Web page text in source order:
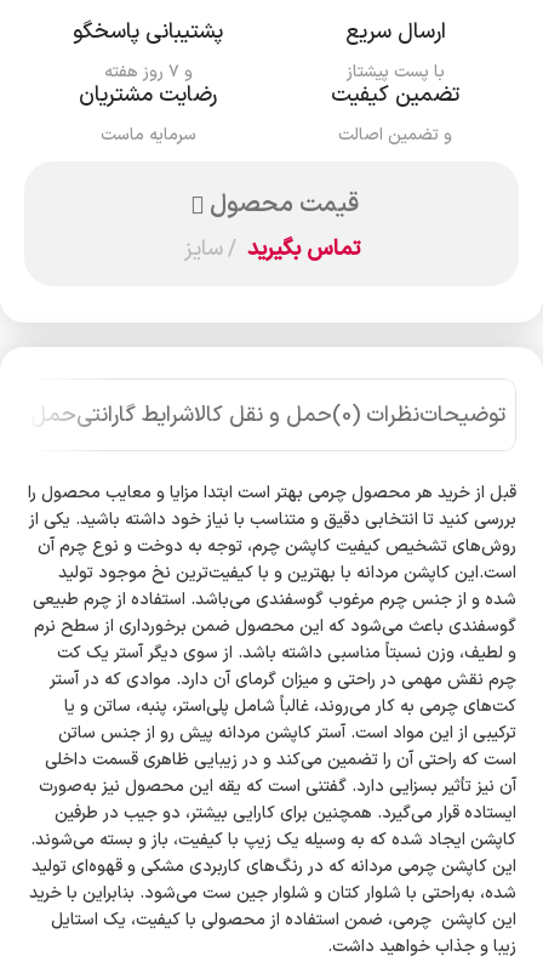
ارسال سریع
با پست پیشتاز
پشتیبانی پاسخگو
و ۷ روز هفته
تضمین کیفیت
و تضمین اصالت
رضایت مشتریان
سرمایه ماست
قیمت محصول
تماس بگیرید سایز
توضیحاتنظرات (0) حمل و نقل کالاشرایط گارانتیحمل و
قبل از خرید هر محصول چرمی بهتر است ابتدا مزایا و معایب محصول را
بررسی کنید تا انتخابی دقیق و متناسب با نیاز خود داشته باشید. یکی از
روش‌های تشخیص کیفیت کاپشن چرم، توجه به دوخت و نوع چرم آن
است.این کاپشن مردانه با بهترین و با کیفیت‌ترین نخ موجود تولید
شده و از جنس چرم مرغوب گوسفندی می‌باشد. استفاده از چرم طبیعی
گوسفندی باعث می‌شود که این محصول ضمن برخورداری از سطح نرم
و لطیف، وزن نسبتاً مناسبی داشته باشد. از سوی دیگر آستر یک کت
چرم نقش مهمی در راحتی و میزان گرمای آن دارد. موادی که در آستر
کت‌های چرمی به کار می‌روند، غالباً شامل پلی‌استر، پنبه، ساتن و یا
ترکیبی از این مواد است. آستر کاپشن مردانه پیش رو از جنس ساتن
است که راحتی آن را تضمین می‌کند و در زیبایی ظاهری قسمت داخلی
آن نیز تأثیر بسزایی دارد. گفتنی است که یقه این محصول نیز به‌صورت
ایستاده قرار می‌گیرد. همچنین برای کارایی بیشتر، دو جیب در طرفین
کاپشن ایجاد شده که به وسیله یک زیپ با کیفیت، باز و بسته می‌شوند.
این کاپشن چرمی مردانه که در رنگ‌های کاربردی مشکی و قهوه‌ای تولید
شده، به‌راحتی با شلوار کتان و شلوار جین ست می‌شود. بنابراین با خرید
این کاپشن چرمی، ضمن استفاده از محصولی با کیفیت، یک استایل
زیبا و جذاب خواهید داشت.